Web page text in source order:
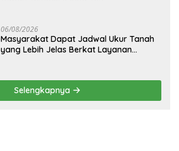
06/08/2026
Masyarakat Dapat Jadwal Ukur Tanah
yang Lebih Jelas Berkat Layanan
Selengkapnya